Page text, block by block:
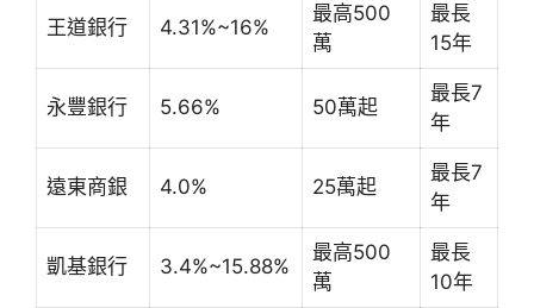
王道銀行 4.31%~16%
最高500
萬
最長
15年
永豐銀行 5.66% 50萬起
最長7
年
遠東商銀 4.0% 25萬起
最長7
年
凱基銀行 3.4%~15.88%
最高500
萬
最長
10年